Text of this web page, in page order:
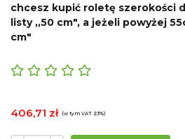
chcesz kupić roletę szerokości
listy ,,50 cm", a jeżeli powyżej
cm"
406,71 zł (w tym VAT 23%)